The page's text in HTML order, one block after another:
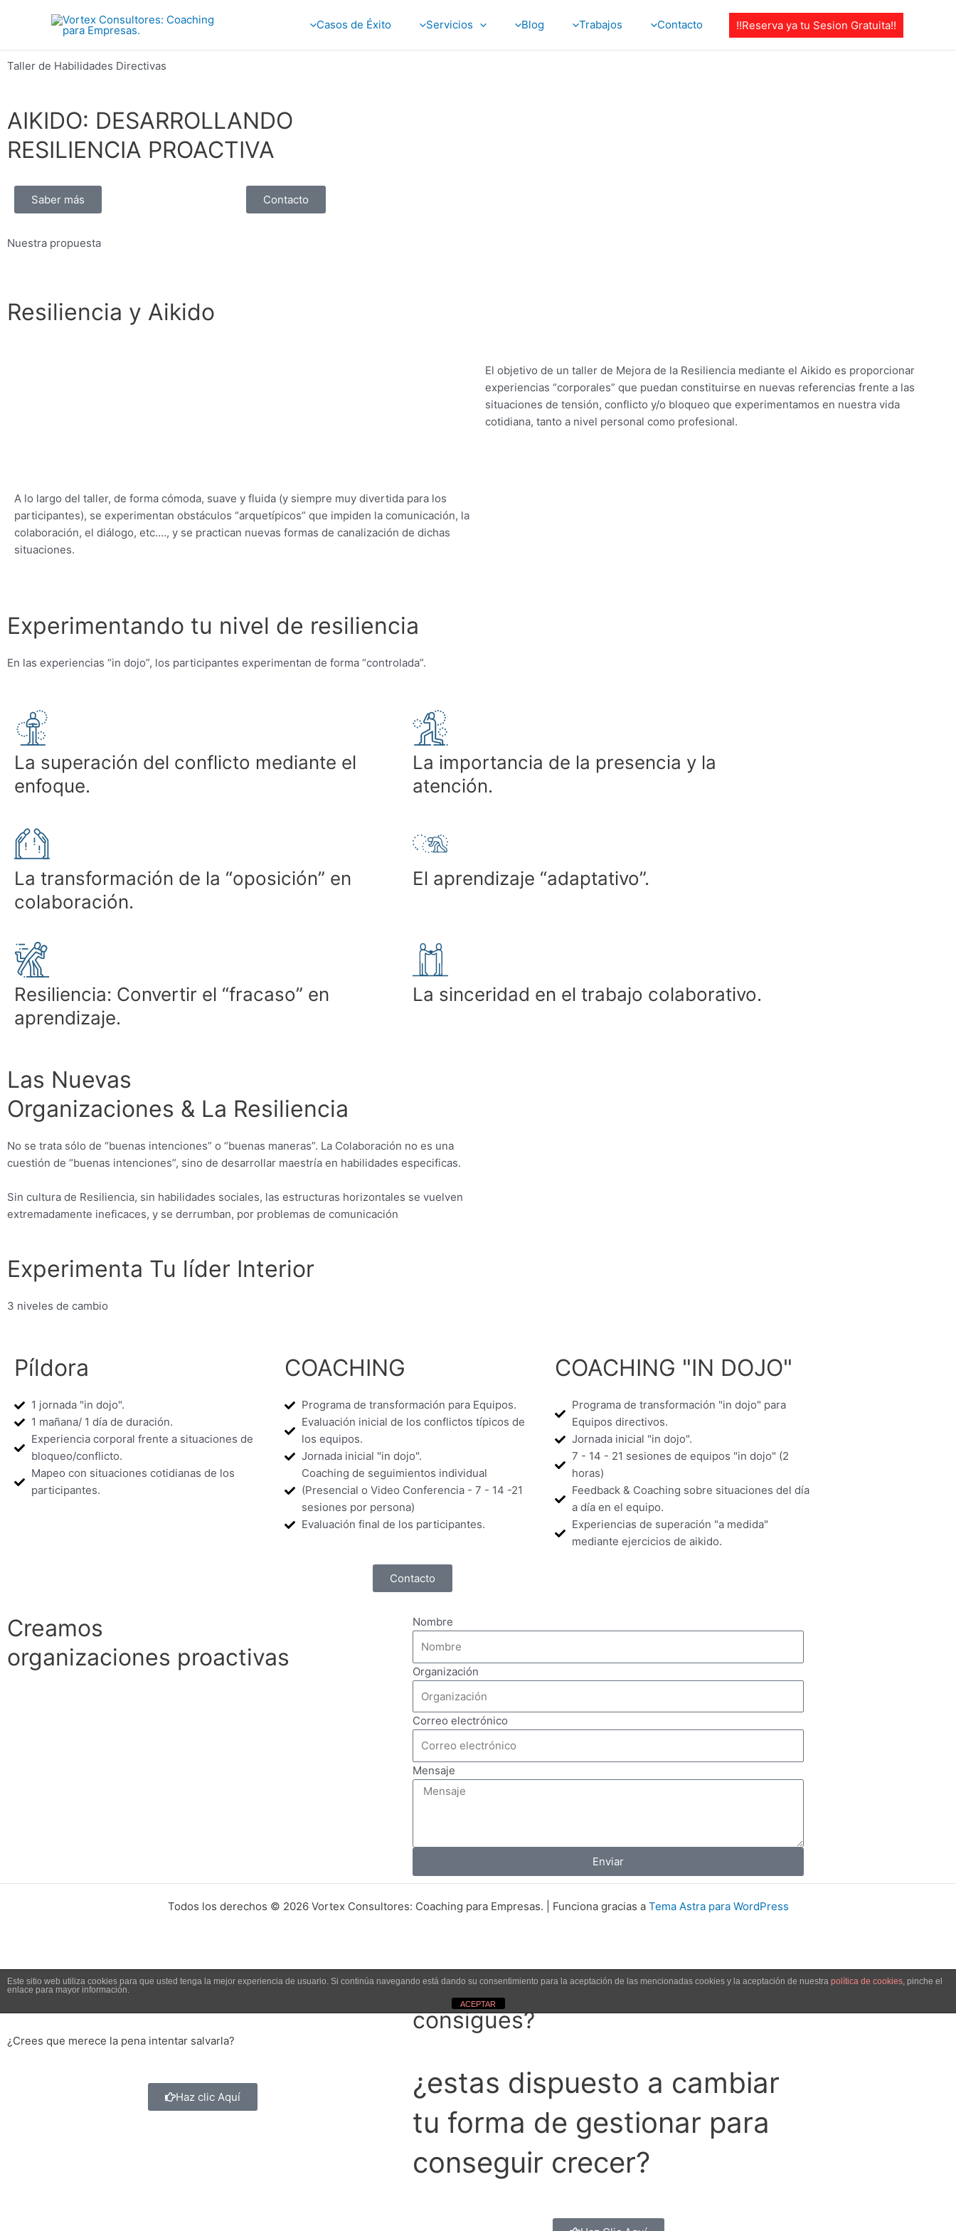
Casos de Éxito Servicios Blog Trabajos Contacto !!Reserva ya tu Sesion Gratuita!!
Taller de Habilidades Directivas
AIKIDO: DESARROLLANDO
RESILIENCIA PROACTIVA
Saber más Contacto
Nuestra propuesta
Resiliencia y Aikido
El objetivo de un taller de Mejora de la Resiliencia mediante el Aikido es proporcionar
experiencias “corporales” que puedan constituirse en nuevas referencias frente a las
situaciones de tensión, conflicto y/o bloqueo que experimentamos en nuestra vida
cotidiana, tanto a nivel personal como profesional.
A lo largo del taller, de forma cómoda, suave y fluida (y siempre muy divertida para los
participantes), se experimentan obstáculos “arquetípicos” que impiden la comunicación, la
colaboración, el diálogo, etc.…, y se practican nuevas formas de canalización de dichas
situaciones.
Experimentando tu nivel de resiliencia
En las experiencias “in dojo”, los participantes experimentan de forma “controlada”.
La superación del conflicto mediante el
enfoque.
La importancia de la presencia y la
atención.
La transformación de la “oposición” en
colaboración.
El aprendizaje “adaptativo”.
Resiliencia: Convertir el “fracaso” en
aprendizaje.
La sinceridad en el trabajo colaborativo.
Las Nuevas
Organizaciones & La Resiliencia
No se trata sólo de “buenas intenciones” o “buenas maneras”. La Colaboración no es una
cuestión de “buenas intenciones”, sino de desarrollar maestría en habilidades especificas.
Sin cultura de Resiliencia, sin habilidades sociales, las estructuras horizontales se vuelven
extremadamente ineficaces, y se derrumban, por problemas de comunicación
Experimenta Tu líder Interior
3 niveles de cambio
Píldora
1 jornada "in dojo".
1 mañana/ 1 día de duración.
Experiencia corporal frente a situaciones de
bloqueo/conflicto.
Mapeo con situaciones cotidianas de los
participantes.
COACHING
Programa de transformación para Equipos.
Evaluación inicial de los conflictos típicos de
los equipos.
Jornada inicial "in dojo".
Coaching de seguimientos individual
(Presencial o Video Conferencia - 7 - 14 -21
sesiones por persona)
Evaluación final de los participantes.
COACHING "IN DOJO"
Programa de transformación "in dojo" para
Equipos directivos.
Jornada inicial "in dojo".
7 - 14 - 21 sesiones de equipos "in dojo" (2
horas)
Feedback & Coaching sobre situaciones del día
a día en el equipo.
Experiencias de superación "a medida"
mediante ejercicios de aikido.
Contacto
Creamos
organizaciones proactivas
Nombre
Organización
Correo electrónico
Mensaje
Enviar
Todos los derechos © 2026 Vortex Consultores: Coaching para Empresas. | Funciona gracias a Tema Astra para WordPress
Este sitio web utiliza cookies para que usted tenga la mejor experiencia de usuario. Si continúa navegando está dando su consentimiento para la aceptación de las mencionadas cookies y la aceptación de nuestra política de cookies , pinche el
enlace para mayor información.
ACEPTAR
¿Pierdes Dinero con tu empresa?
¿Crees que merece la pena intentar salvarla?
Haz clic Aquí
¿Quieres crecer pero no lo
consigues?
¿estas dispuesto a cambiar
tu forma de gestionar para
conseguir crecer?